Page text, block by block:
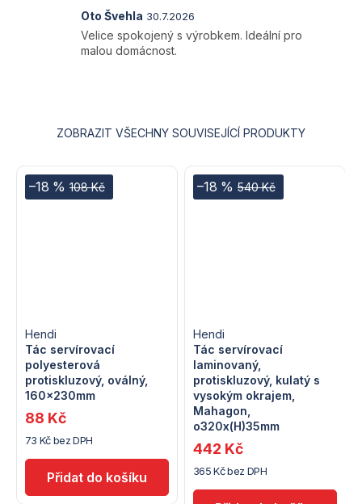
Tác servírovací
polyesterová
protiskluzový, oválný,
160x230mm
Hendi
73 Kč bez DPH
88 Kč
108 Kč
–18 %
Tác servírovací
laminovaný,
protiskluzový, kulatý s
vysokým okrajem,
Mahagon,
o320x(H)35mm
Hendi
365 Kč bez DPH
442 Kč
540 Kč
–18 %
5
hvězdiček.
Hodnocení
produktu
je
Oto Švehla 30.7.2026
Velice spokojený s výrobkem. Ideální pro
malou domácnost.
ZOBRAZIT VŠECHNY SOUVISEJÍCÍ PRODUKTY